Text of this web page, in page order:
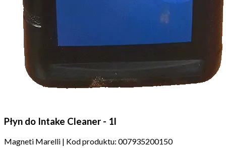
Płyn do Intake Cleaner - 1l
Magneti Marelli | Kod produktu: 007935200150